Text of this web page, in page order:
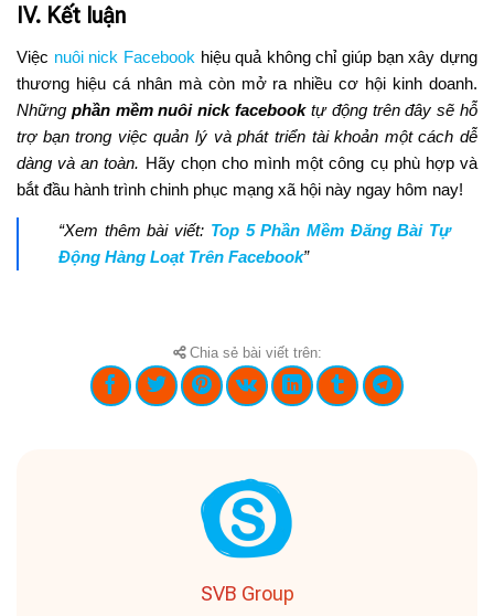
IV. Kết luận
Việc nuôi nick Facebook hiệu quả không chỉ giúp bạn xây dựng
thương hiệu cá nhân mà còn mở ra nhiều cơ hội kinh doanh.
Những phần mềm nuôi nick facebooktự động trên đây sẽ hỗ
trợ bạn trong việc quản lý và phát triển tài khoản một cách dễ
dàng và an toàn. Hãy chọn cho mình một công cụ phù hợp và
bắt đầu hành trình chinh phục mạng xã hội này ngay hôm nay!
“Xem thêm bài viết: Top 5 Phần Mềm Đăng Bài Tự
Động Hàng Loạt Trên Facebook”
Chia sẻ bài viết trên:
SVB Group